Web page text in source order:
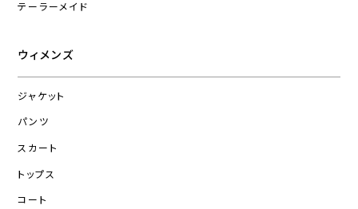
テーラーメイド
ウィメンズ
ジャケット
パンツ
スカート
トップス
コート